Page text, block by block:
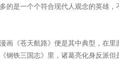
的是一个个符合现代人观念的英雄
画《苍天航路》便是其中典型，在
钢铁三国志》里，诸葛亮化身反派但